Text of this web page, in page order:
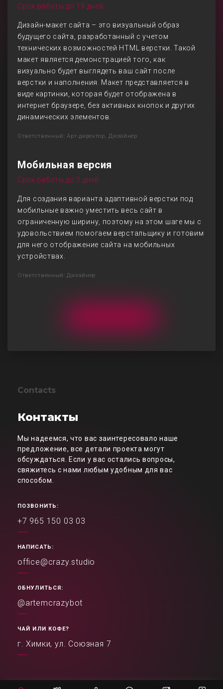
Срок работы до 19 дней
Дизайн-макет сайта – это визуальный образ
будущего сайта, разработанный с учетом
технических возможностей HTML верстки. Такой
макет является демонстрацией того, как
визуально будет выглядеть ваш сайт после
верстки и наполнения. Макет представляется в
виде картинки, которая будет отображена в
интернет браузере, без активных кнопок и других
динамических элементов.
Ответственный: Арт-директор, Дизайнер
Мобильная версия
Срок работы до 5 дней
Для создания варианта адаптивной верстки под
мобильные важно уместить весь сайт в
ограниченную ширину, поэтому на этом шаге мы с
удовольствием помогаем верстальщику и готовим
для него отображение сайта на мобильных
устройствах.
Ответственный: Дизайнер
Contacts
Контакты
Мы надеемся, что вас заинтересовало наше
предложение, все детали проекта могут
обсуждаться. Если у вас остались вопросы,
свяжитесь с нами любым удобным для вас
способом.
ПОЗВОНИТЬ:
+7 965 150 03 03
НАПИСАТЬ:
office@crazy.studio
ОБНУЛИТЬСЯ:
@artemcrazybot
ЧАЙ ИЛИ КОФЕ?
г. Химки, ул. Союзная 7